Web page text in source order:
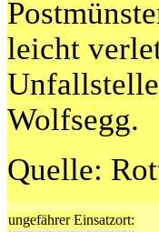
leicht
Wolfsegg.
Quelle:
ungefährer Einsatzort: